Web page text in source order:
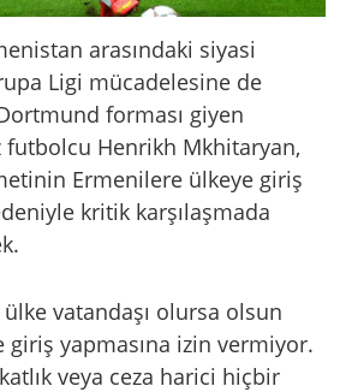
arasındaki siyasi
Ligi mücadelesine de
forması giyen
futbolcu Henrikh Mkhitaryan,
Ermenilere ülkeye giriş
kritik karşılaşmada
vatandaşı olursa olsun
yapmasına izin vermiyor.
veya ceza harici hiçbir